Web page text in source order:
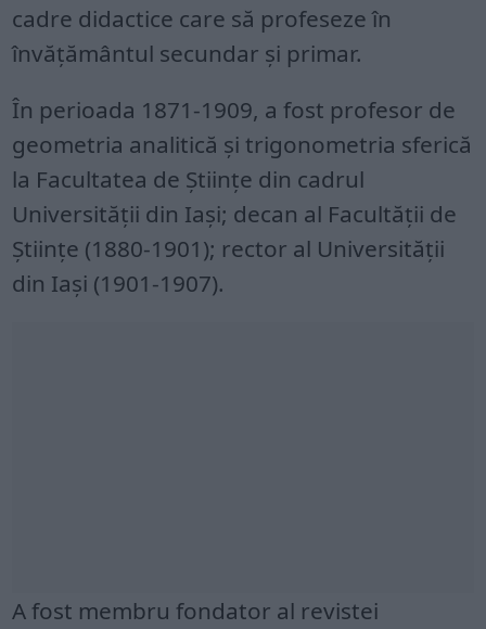
cadre didactice care să profeseze în
învăţământul secundar şi primar.
În perioada 1871-1909, a fost profesor de
geometria analitică şi trigonometria sferică
la Facultatea de Ştiinţe din cadrul
Universităţii din Iaşi; decan al Facultăţii de
Ştiinţe (1880-1901); rector al Universităţii
din Iaşi (1901-1907).
A fost membru fondator al revistei